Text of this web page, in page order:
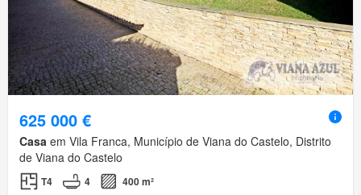
625 000 €
Casa em Vila Franca, Município de Viana do Castelo, Distrito
de Viana do Castelo
T4 4 400 m²